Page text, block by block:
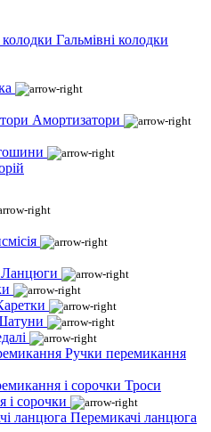
Гальмівні колодки
Амортизатори
Ланцюги
Ручки перемикання
Троси
і сорочки
Перемикачі ланцюга